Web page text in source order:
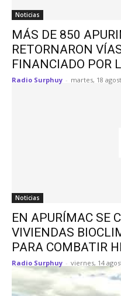
Noticias
MÁS DE 850
RETORNARON
FINANCIADO POR
Radio Surphuy - martes, 18
Noticias
EN APURÍMAC SE
VIVIENDAS
PARA COMBATIR
Radio Surphuy - viernes, 14